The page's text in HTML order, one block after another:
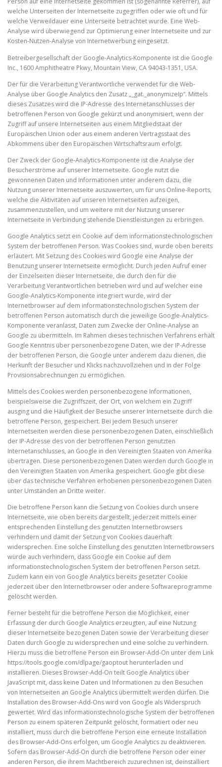
welche Unterseiten der Internetseite zugegriffen oder wie oft und für
welche Verweildauer eine Unterseite betrachtet wurde. Eine Web-
Analyse wird überwiegend zur Optimierung einer Internetseite und zur
Kosten-Nutzen-Analyse von Internetwerbung eingesetzt.
Betreibergesellschaft der Google-Analytics-Komponente ist die Google
Inc., 1600 Amphitheatre Pkwy, Mountain View, CA 94043-1351, USA.
Der für die Verarbeitung Verantwortliche verwendet für die Web-
Analyse über Google Analytics den Zusatz „_gat._anonymizeIp“. Mittels
dieses Zusatzes wird die IP-Adresse des Internetanschlusses der
betroffenen Person von Google gekürzt und anonymisiert, wenn der
Zugriff auf unsere Internetseiten aus einem Mitgliedstaat der
Europäischen Union oder aus einem anderen Vertragsstaat des
Abkommens über den Europäischen Wirtschaftsraum erfolgt.
Der Zweck der Google-Analytics-Komponente ist die Analyse der
Besucherströme auf unserer Internetseite. Google nutzt die
gewonnenen Daten und Informationen unter anderem dazu, die
Nutzung unserer Internetseite auszuwerten, um für uns Online-Reports,
welche die Aktivitäten auf unseren Internetseiten aufzeigen,
zusammenzustellen, und um weitere mit der Nutzung unserer
Internetseite in Verbindung stehende Dienstleistungen zu erbringen.
Google Analytics setzt ein Cookie auf dem informationstechnologischen
System der betroffenen Person. Was Cookies sind, wurde oben bereits
erläutert. Mit Setzung des Cookies wird Google eine Analyse der
Benutzung unserer Internetseite ermöglicht. Durch jeden Aufruf einer
der Einzelseiten dieser Internetseite, die durch den für die
Verarbeitung Verantwortlichen betrieben wird und auf welcher eine
Google-Analytics-Komponente integriert wurde, wird der
Internetbrowser auf dem informationstechnologischen System der
betroffenen Person automatisch durch die jeweilige Google-Analytics-
Komponente veranlasst, Daten zum Zwecke der Online-Analyse an
Google zu übermitteln. Im Rahmen dieses technischen Verfahrens erhält
Google Kenntnis über personenbezogene Daten, wie der IP-Adresse
der betroffenen Person, die Google unter anderem dazu dienen, die
Herkunft der Besucher und Klicks nachzuvollziehen und in der Folge
Provisionsabrechnungen zu ermöglichen.
Mittels des Cookies werden personenbezogene Informationen,
beispielsweise die Zugriffszeit, der Ort, von welchem ein Zugriff
ausging und die Häufigkeit der Besuche unserer Internetseite durch die
betroffene Person, gespeichert. Bei jedem Besuch unserer
Internetseiten werden diese personenbezogenen Daten, einschließlich
der IP-Adresse des von der betroffenen Person genutzten
Internetanschlusses, an Google in den Vereinigten Staaten von Amerika
übertragen. Diese personenbezogenen Daten werden durch Google in
den Vereinigten Staaten von Amerika gespeichert. Google gibt diese
über das technische Verfahren erhobenen personenbezogenen Daten
unter Umständen an Dritte weiter.
Die betroffene Person kann die Setzung von Cookies durch unsere
Internetseite, wie oben bereits dargestellt, jederzeit mittels einer
entsprechenden Einstellung des genutzten Internetbrowsers
verhindern und damit der Setzung von Cookies dauerhaft
widersprechen. Eine solche Einstellung des genutzten Internetbrowsers
würde auch verhindern, dass Google ein Cookie auf dem
informationstechnologischen System der betroffenen Person setzt.
Zudem kann ein von Google Analytics bereits gesetzter Cookie
jederzeit über den Internetbrowser oder andere Softwareprogramme
gelöscht werden.
Ferner besteht für die betroffene Person die Möglichkeit, einer
Erfassung der durch Google Analytics erzeugten, auf eine Nutzung
dieser Internetseite bezogenen Daten sowie der Verarbeitung dieser
Daten durch Google zu widersprechen und eine solche zu verhindern.
Hierzu muss die betroffene Person ein Browser-Add-On unter dem Link
https://tools.google.com/dlpage/gaoptout herunterladen und
installieren. Dieses Browser-Add-On teilt Google Analytics über
JavaScript mit, dass keine Daten und Informationen zu den Besuchen
von Internetseiten an Google Analytics übermittelt werden dürfen. Die
Installation des Browser-Add-Ons wird von Google als Widerspruch
gewertet. Wird das informationstechnologische System der betroffenen
Person zu einem späteren Zeitpunkt gelöscht, formatiert oder neu
installiert, muss durch die betroffene Person eine erneute Installation
des Browser-Add-Ons erfolgen, um Google Analytics zu deaktivieren.
Sofern das Browser-Add-On durch die betroffene Person oder einer
anderen Person, die ihrem Machtbereich zuzurechnen ist, deinstalliert